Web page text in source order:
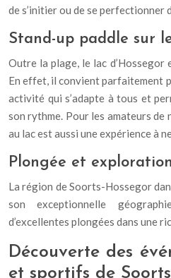
de s’initier ou de se perfectionner
Stand-up paddle sur
Outre la plage, le lac
En effet, il convient parfaitement
activité qui s’adapte à tous et
son rythme. Pour les amateurs
au lac est aussi une expérience à
Plongée et
La région de Soorts-Hossegor
son exceptionnelle
d’excellentes plongées dans une
Découverte des
et sportifs de